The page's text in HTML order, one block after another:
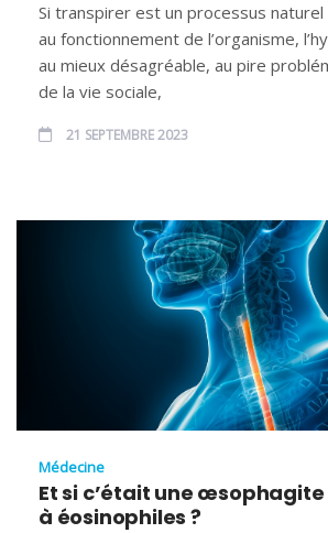
Si transpirer est un processus
au fonctionnement de l’organisme,
au mieux désagréable, au pire
de la vie sociale,
21 SEPTEMBRE 2023
Médecine
Et si c’était une œsophagite
à éosinophiles ?